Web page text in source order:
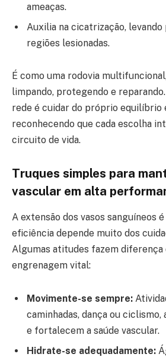
ameaças.
Auxilia na cicatrização,
regiões lesionadas.
É como uma rodovia
limpando, protegendo e
rede é cuidar do próprio equilíbrio
reconhecendo que cada escolha
circuito de vida.
Truques simples para
vascular em alta
A extensão dos vasos sanguíneos
eficiência depende muito dos
Algumas atitudes fazem diferença
engrenagem vital:
Movimente-se sempre:
caminhadas, dança ou
e fortalecem a saúde vascular.
Hidrate-se adequadamente: